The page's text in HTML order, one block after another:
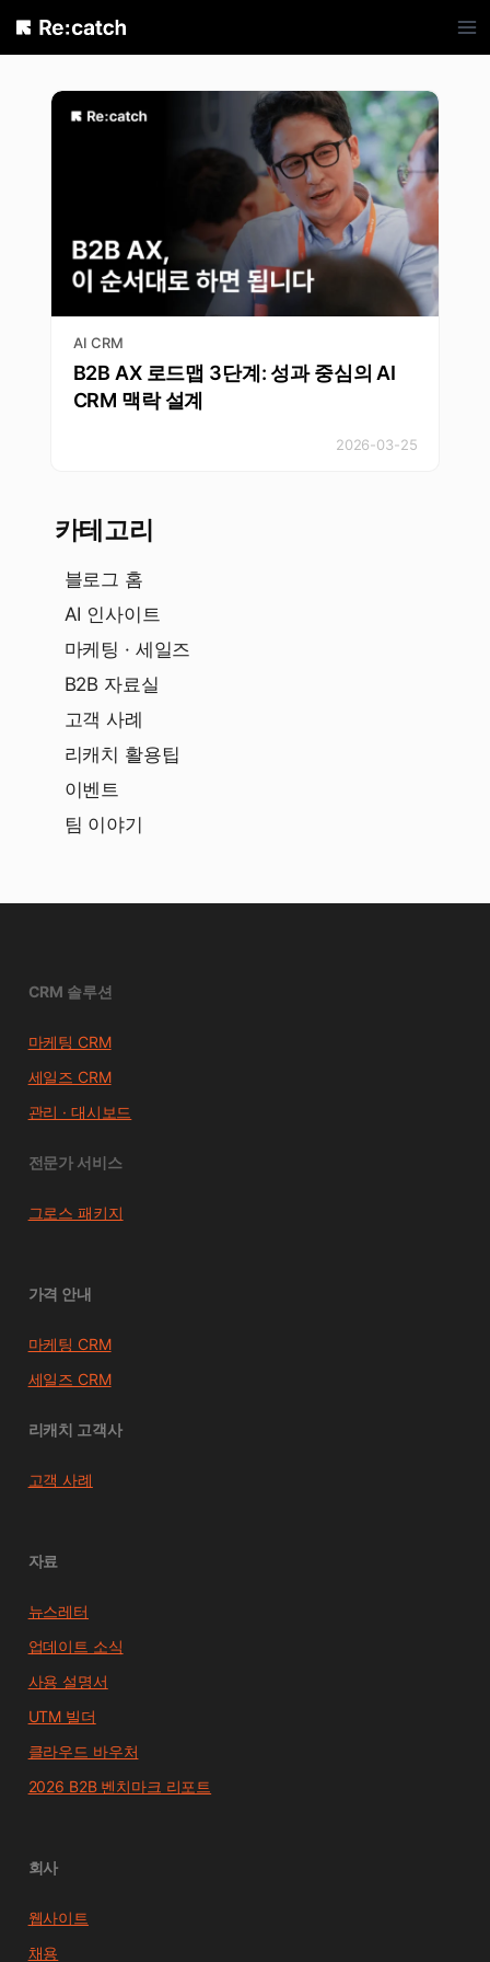
Skip
AI CRM
B2B AX 로드맵 3단계: 성과 중심의 AI
CRM 맥락 설계
2026-03-25
카테고리
블로그 홈
AI 인사이트
마케팅 · 세일즈
B2B 자료실
고객 사례
리캐치 활용팁
이벤트
팀 이야기
CRM 솔루션
마케팅 CRM
세일즈 CRM
관리 · 대시보드
전문가 서비스
그로스 패키지
가격 안내
마케팅 CRM
세일즈 CRM
리캐치 고객사
고객 사례
자료
뉴스레터
업데이트 소식
사용 설명서
UTM 빌더
클라우드 바우처
2026 B2B 벤치마크 리포트
회사
웹사이트
채용